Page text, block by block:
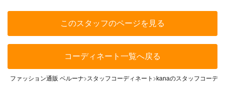
このスタッフのページを見る
コーディネート一覧へ戻る
ファッション通販 ベルーナ スタッフコーディネート kanaのスタッフコーデ